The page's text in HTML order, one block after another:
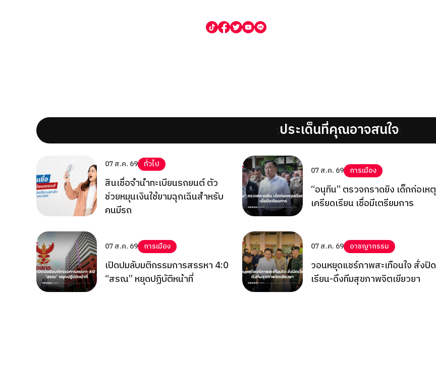
';ประเด็นที่คุณอาจสนใจ';
07 ส.ค. 69 ทั่วไป
สินเชื่อจำนำทะเบียนรถยนต์ ตัว
ช่วยหมุนเงินใช้ยามฉุกเฉินสำหรับ
คนมีรถ
07 ส.ค. 69 การเมือง
“อนุทิน” ตรวจกราดยิง เด็กก่อเหตุ
เครียดเรียน เชื่อมีเตรียมการ
07 ส.ค. 69 การเมือง
เปิดปมลับมติกรรมการสรรหา 4:0
“สรณ” หยุดปฏิบัติหน้าที่
07 ส.ค. 69 อาชญากรรม
วอนหยุดแชร์ภาพสะเทือนใจ สั่งปิด
เรียน-ดึงทีมสุขภาพจิตเยียวยา